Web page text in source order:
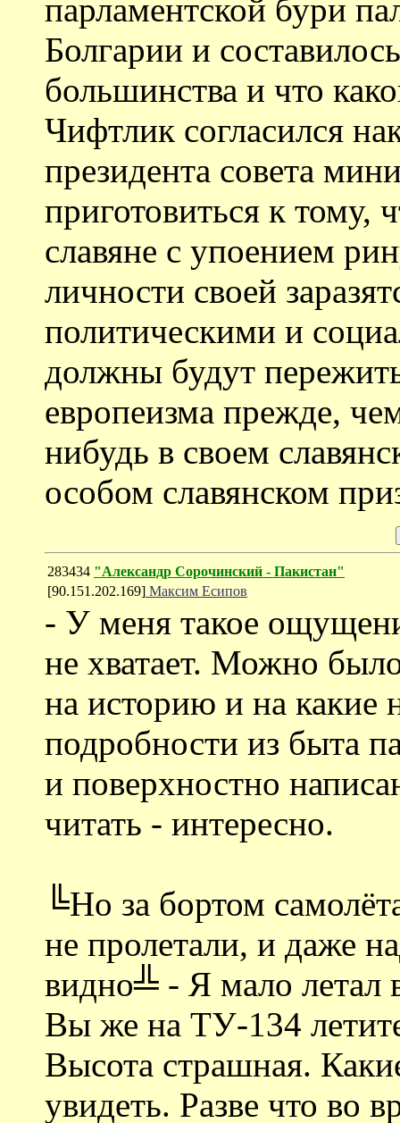
парламентской бури
Болгарии и
большинства и что
Чифтлик согласился
президента совета
приготовиться к тому,
славяне с упоением
личности своей
политическими и
должны будут
европеизма прежде,
нибудь в своем
особом славянском
283434 "Александр Сорочинский - Пакистан"
[90.151.202.169] Максим Есипов
- У меня такое
не хватает. Можно
на историю и на какие
подробности из быта
и поверхностно
читать - интересно.
╚Но за бортом
не пролетали, и даже
видно╩ - Я мало
Вы же на ТУ-134
Высота страшная.
увидеть. Разве что во